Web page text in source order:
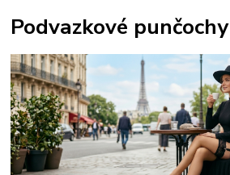
Podvazkové punčochy